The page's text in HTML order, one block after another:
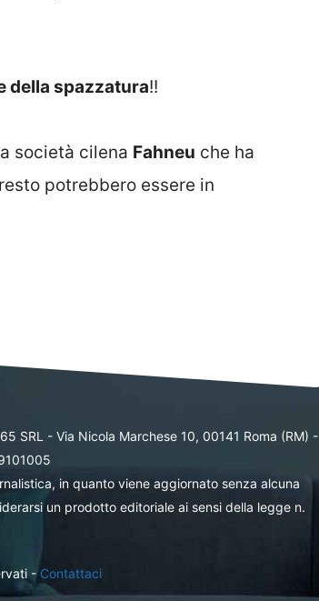
della spazzatura!!
società cilena Fahneu che ha
potrebbero essere in
SRL - Via Nicola Marchese 10, 00141 Roma (RM) -
in quanto viene aggiornato senza alcuna
un prodotto editoriale ai sensi della legge n.
-Contattaci